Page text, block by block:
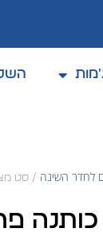
לחדר השינה / סט